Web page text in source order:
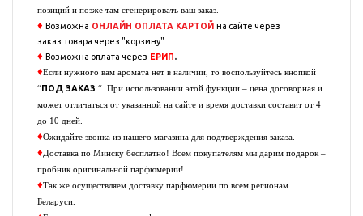
позиций и позже там сгенерировать ваш заказ.
♦ Возможна ОНЛАЙН ОПЛАТА КАРТОЙ на сайте через
заказ товара через "корзину".
♦ Возможна оплата через ЕРИП.
♦Если нужного вам аромата нет в наличии, то воспользуйтесь кнопкой
“ПОД ЗАКАЗ “. При использовании этой функции – цена договорная и
может отличаться от указанной на сайте и время доставки составит от 4
до 10 дней.
♦Ожидайте звонка из нашего магазина для подтверждения заказа.
♦Доставка по Минску бесплатно! Всем покупателям мы дарим подарок –
пробник оригинальной парфюмерии!
♦Так же осуществляем доставку парфюмерии по всем регионам
Беларуси.